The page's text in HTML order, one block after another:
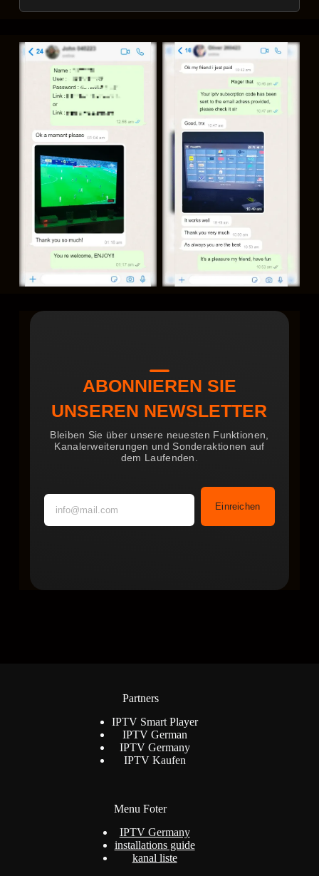
ABONNIEREN SIE
UNSEREN NEWSLETTER
Bleiben Sie über unsere neuesten Funktionen,
Kanalerweiterungen und Sonderaktionen auf
dem Laufenden.
Einreichen
Partners
IPTV Smart Player
IPTV German
IPTV Germany
IPTV Kaufen
Menu Foter
IPTV Germany
installations guide
kanal liste